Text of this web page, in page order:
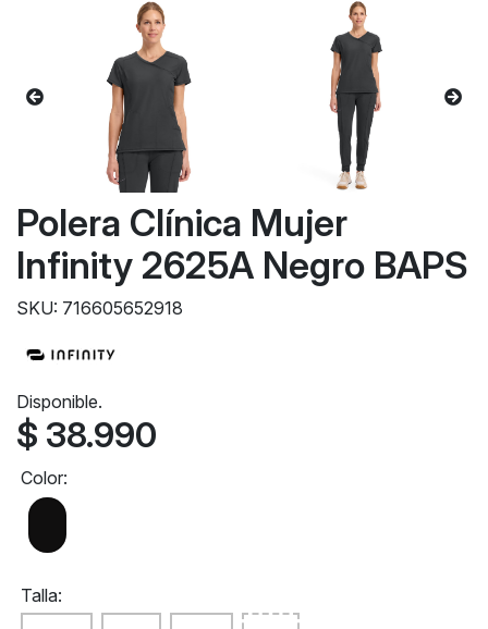
Polera Clínica Mujer
Infinity 2625A Negro BAPS
SKU: 716605652918
Disponible.
$ 38.990
Color:
Talla: